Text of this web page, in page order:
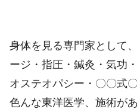
身体を見る専門家として
ージ・指圧・鍼灸・気功
オステオパシー・〇〇式
色んな東洋医学、施術が